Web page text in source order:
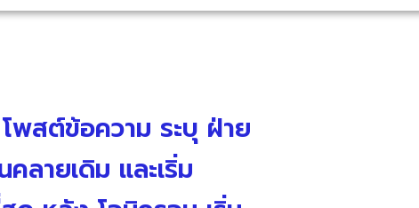
สต์ข้อความ ระบุ ฝ่าย
ลายเดิม และเริ่ม